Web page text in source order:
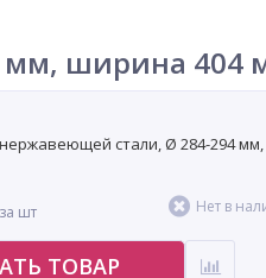
мм, ширина 404
стали, Ø 284-294 мм,
шт Нет в
ТОВАР